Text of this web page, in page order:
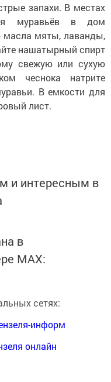
запахи. В местах
муравьёв в дом
масла мяты, лаванды,
нашатырный спирт
свежую или сухую
чеснока натрите
В емкости для
лист.
и интересным в
в
MАХ:
сетях:
информ
онлайн